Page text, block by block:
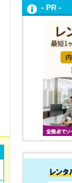
- PR -